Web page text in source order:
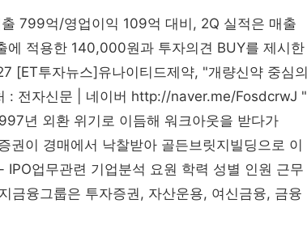
799억/영업이익 109억 대비, 2Q 실적은 매출
적용한 140,000원과 투자의견 BUY를 제시한
[ET투자뉴스]유나이티드제약, "개량신약 중심의
: 전자신문 | 네이버 http://naver.me/FosdcrwJ "
년 외환 위기로 이듬해 워크아웃을 받다가
이 경매에서 낙찰받아 골든브릿지빌딩으로 이
업무관련 기업분석 요원 학력 성별 인원 근무
금융그룹은 투자증권, 자산운용, 여신금융, 금융